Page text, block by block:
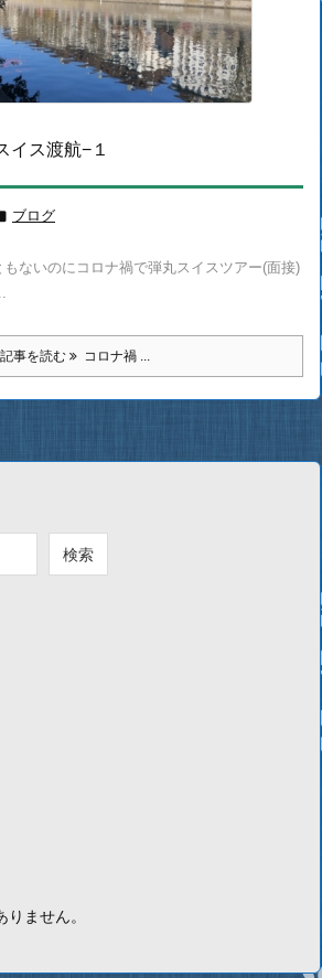
イス渡航−１
ブログ
ないのにコロナ禍で弾丸スイスツアー(面接)
記事を読む コロナ禍 ...
検索
ません。